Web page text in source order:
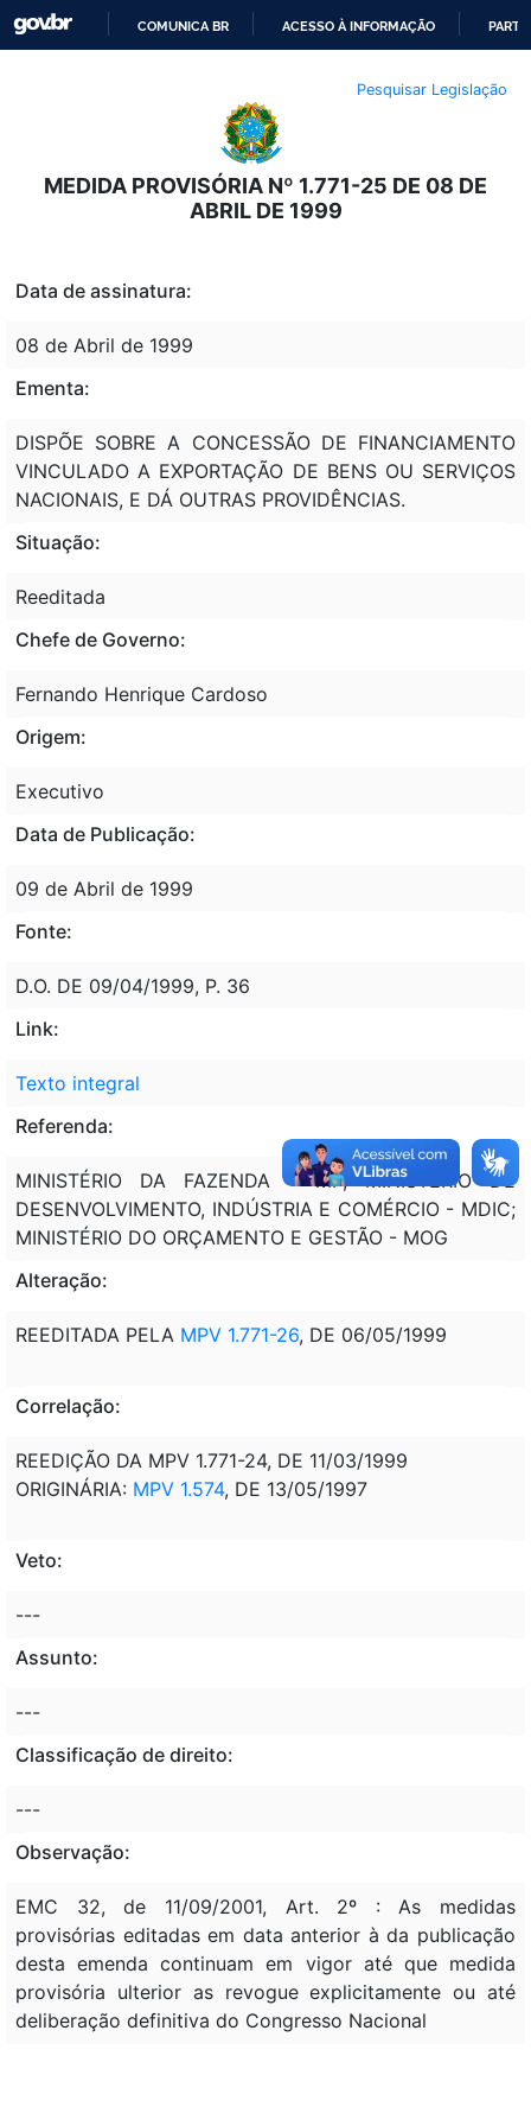
O
CONTEÚDO
COMUNICA BR ACESSO À INFORMAÇÃO
Pesquisar Legislação
MEDIDA PROVISÓRIA Nº 1.771-25 DE 08 DE
ABRIL DE 1999
Data de assinatura:
08 de Abril de 1999
Ementa:
DISPÕE SOBRE A CONCESSÃO DE FINANCIAMENTO
VINCULADO A EXPORTAÇÃO DE BENS OU SERVIÇOS
NACIONAIS, E DÁ OUTRAS PROVIDÊNCIAS.
Situação:
Reeditada
Chefe de Governo:
Fernando Henrique Cardoso
Origem:
Executivo
Data de Publicação:
09 de Abril de 1999
Fonte:
D.O. DE 09/04/1999, P. 36
Link:
Texto integral
Referenda:
MINISTÉRIO DA FAZENDA - MF; MINISTÉRIO DE
DESENVOLVIMENTO, INDÚSTRIA E COMÉRCIO - MDIC;
MINISTÉRIO DO ORÇAMENTO E GESTÃO - MOG
Alteração:
REEDITADA PELA MPV 1.771-26, DE 06/05/1999
Correlação:
REEDIÇÃO DA MPV 1.771-24, DE 11/03/1999
ORIGINÁRIA: MPV 1.574, DE 13/05/1997
Veto:
---
Assunto:
---
Classificação de direito:
---
Observação:
EMC 32, de 11/09/2001, Art. 2º : As medidas
provisórias editadas em data anterior à da publicação
desta emenda continuam em vigor até que medida
provisória ulterior as revogue explicitamente ou até
deliberação definitiva do Congresso Nacional